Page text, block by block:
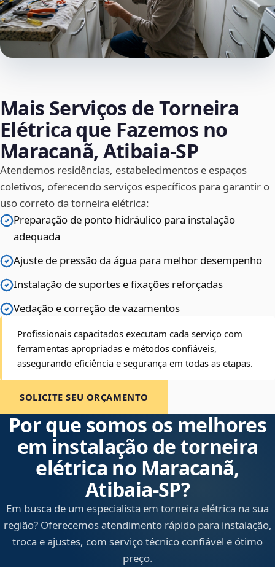
Mais Serviços de Torneira
Elétrica que Fazemos no
Maracanã, Atibaia‑SP
Atendemos residências, estabelecimentos e espaços
coletivos, oferecendo serviços específicos para garantir o
uso correto da torneira elétrica:
Preparação de ponto hidráulico para instalação
adequada
Ajuste de pressão da água para melhor desempenho
Instalação de suportes e fixações reforçadas
Vedação e correção de vazamentos
Profissionais capacitados executam cada serviço com
ferramentas apropriadas e métodos confiáveis,
assegurando eficiência e segurança em todas as etapas.
SOLICITE SEU ORÇAMENTO
Por que somos os melhores
em instalação de torneira
elétrica no Maracanã,
Atibaia‑SP?
Em busca de um especialista em torneira elétrica na sua
região? Oferecemos atendimento rápido para instalação,
troca e ajustes, com serviço técnico confiável e ótimo
preço.